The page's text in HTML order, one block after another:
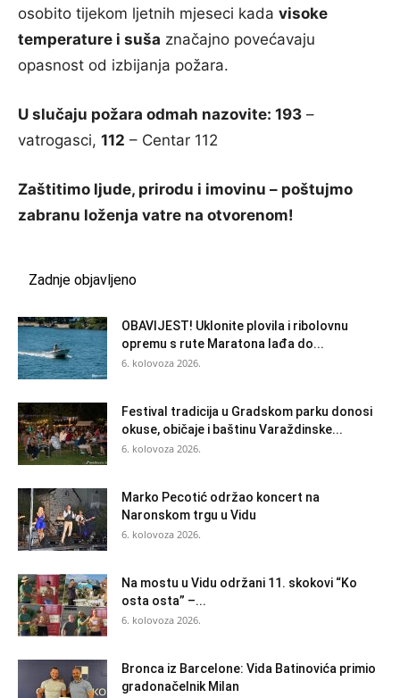
osobito tijekom ljetnih mjeseci kada visoke
temperature i suša značajno povećavaju
opasnost od izbijanja požara.
U slučaju požara odmah nazovite: 193 –
vatrogasci, 112 – Centar 112
Zaštitimo ljude, prirodu i imovinu – poštujmo
zabranu loženja vatre na otvorenom!
Zadnje objavljeno
OBAVIJEST! Uklonite plovila i ribolovnu
opremu s rute Maratona lađa do...
6. kolovoza 2026.
Festival tradicija u Gradskom parku donosi
okuse, običaje i baštinu Varaždinske...
6. kolovoza 2026.
Marko Pecotić održao koncert na
Naronskom trgu u Vidu
6. kolovoza 2026.
Na mostu u Vidu održani 11. skokovi “Ko
osta osta” –...
6. kolovoza 2026.
Bronca iz Barcelone: Vida Batinovića primio
gradonačelnik Milan